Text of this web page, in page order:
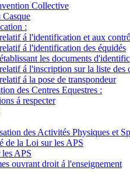
Collective
Casque
:
á l'identification et aux
á l'identification des équidés
les documents
á l'inscription sur la liste des
á la pose de transpondeur
des Centres Equestres :
á respecter
des Activités Physiques et
de la Loi sur les APS
APS
ouvrant droit á l'enseignement